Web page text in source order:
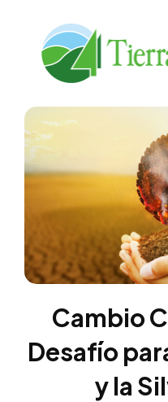
Cambio
Desafío
y la